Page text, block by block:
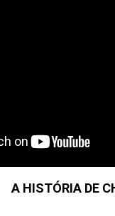
A HISTÓRIA DE